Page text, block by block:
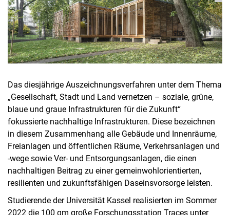
Das diesjährige Auszeichnungsverfahren unter dem Thema
„Gesellschaft, Stadt und Land vernetzen – soziale, grüne,
blaue und graue Infrastrukturen für die Zukunft“
fokussierte nachhaltige Infrastrukturen. Diese bezeichnen
in diesem Zusammenhang alle Gebäude und Innenräume,
Freianlagen und öffentlichen Räume, Verkehrsanlagen und
-wege sowie Ver- und Entsorgungsanlagen, die einen
nachhaltigen Beitrag zu einer gemeinwohlorientierten,
resilienten und zukunftsfähigen Daseinsvorsorge leisten.
Studierende der Universität Kassel realisierten im Sommer
2022 die 100 qm große Forschungsstation Traces unter